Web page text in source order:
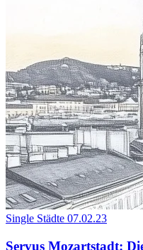
Single Städte 07.02.23
Servus Mozartstadt: